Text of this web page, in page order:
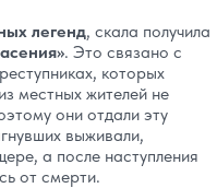
легенд, скала получила
. Это связано с
которых
местных жителей не
они отдали эту
выживали,
а после наступления
от смерти.